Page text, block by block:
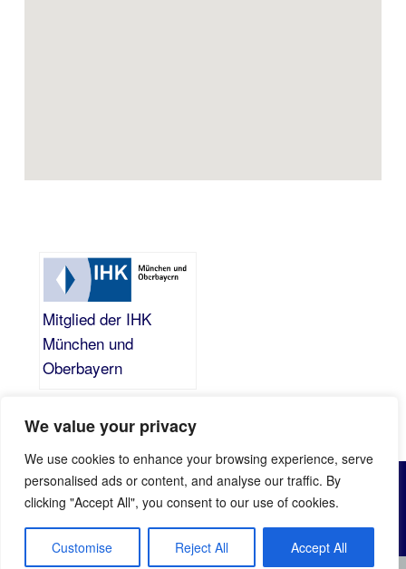
We value your privacy
We use cookies to enhance your browsing experience, serve
personalised ads or content, and analyse our traffic. By
clicking "Accept All", you consent to our use of cookies.
Customise Reject All Accept All
Mitglied der IHK
München und
Oberbayern
© All Rights Reserved by Bayerische Sicherheitsgesellschaft
2024
Sicherheitsdienstleistungen nach §34a GewO werden in
Zusammenarbeit mit erfahrenen, behördlich zugelassenen
und durch uns überprüften Partnern durchgeführt.